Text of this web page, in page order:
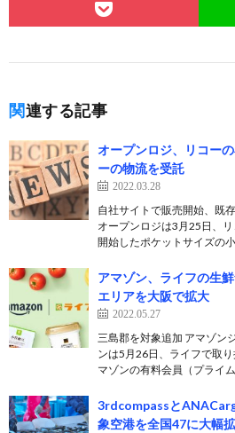
関連する記事
オープンロジ、リコー
ーの物流を受託
2022.03.28
自社サイトで販売開始、既
オープンロジは3月25日、
開始したポケットサイズの
アマゾン、ライフの生
エリアを大阪で拡大
2022.05.27
三島郡を対象追加 アマゾン
ンは5月26日、ライフで取
マゾンの有料会員（プライ
3rdcompassと
象空港を全国47に大幅